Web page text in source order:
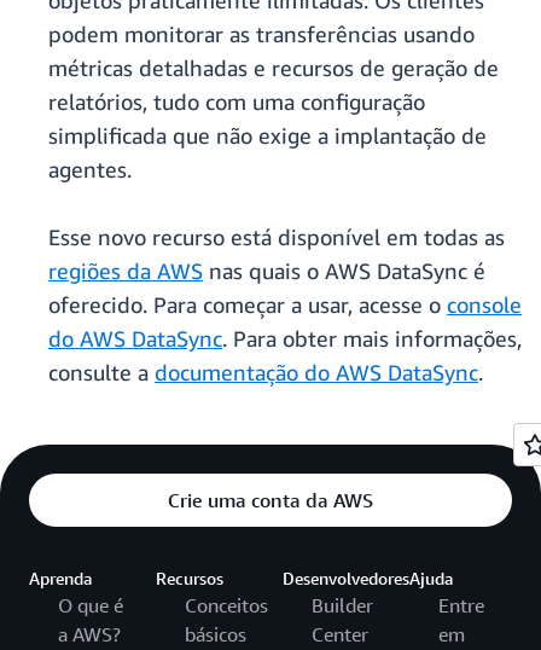
podem monitorar as transferências usando
métricas detalhadas e recursos de geração de
relatórios, tudo com uma configuração
simplificada que não exige a implantação de
agentes.
Esse novo recurso está disponível em todas as
regiões da AWS nas quais o AWS DataSync é
oferecido. Para começar a usar, acesse o console
do AWS DataSync. Para obter mais informações,
consulte a documentação do AWS DataSync.
Crie uma conta da AWS
Aprenda
O que é
a AWS?
Recursos
Conceitos
básicos
Desenvolvedores
Builder
Center
Ajuda
Entre
em